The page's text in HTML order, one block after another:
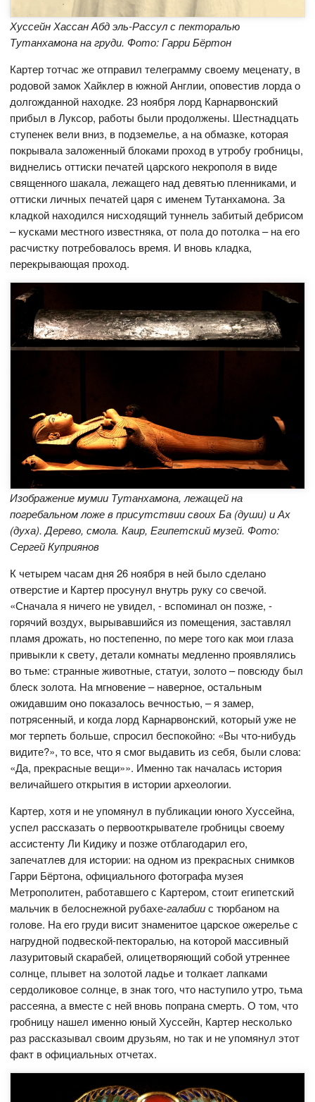
Хуссейн Хассан Абд эль-Рассул с пекторалью
Тутанхамона на груди. Фото: Гарри Бёртон
Картер тотчас же отправил телеграмму своему меценату, в
родовой замок Хайклер в южной Англии, оповестив лорда о
долгожданной находке. 23 ноября лорд Карнарвонский
прибыл в Луксор, работы были продолжены. Шестнадцать
ступенек вели вниз, в подземелье, а на обмазке, которая
покрывала заложенный блоками проход в утробу гробницы,
виднелись оттиски печатей царского некрополя в виде
священного шакала, лежащего над девятью пленниками, и
оттиски личных печатей царя с именем Тутанхамона. За
кладкой находился нисходящий туннель забитый дебрисом
– кусками местного известняка, от пола до потолка – на его
расчистку потребовалось время. И вновь кладка,
перекрывающая проход.
Изображение мумии Тутанхамона, лежащей на
погребальном ложе в присутствии своих Ба (души) и Ах
(духа). Дерево, смола. Каир, Египетский музей. Фото:
Сергей Куприянов
К четырем часам дня 26 ноября в ней было сделано
отверстие и Картер просунул внутрь руку со свечой.
«Сначала я ничего не увидел, - вспоминал он позже, -
горячий воздух, вырывавшийся из помещения, заставлял
пламя дрожать, но постепенно, по мере того как мои глаза
привыкли к свету, детали комнаты медленно проявлялись
во тьме: странные животные, статуи, золото – повсюду был
блеск золота. На мгновение – наверное, остальным
ожидавшим оно показалось вечностью, – я замер,
потрясенный, и когда лорд Карнарвонский, который уже не
мог терпеть больше, спросил беспокойно: «Вы что-нибудь
видите?», то все, что я смог выдавить из себя, были слова:
«Да, прекрасные вещи»». Именно так началась история
величайшего открытия в истории археологии.
Картер, хотя и не упомянул в публикации юного Хуссейна,
успел рассказать о первооткрывателе гробницы своему
ассистенту Ли Кидику и позже отблагодарил его,
запечатлев для истории: на одном из прекрасных снимков
Гарри Бёртона, официального фотографа музея
Метрополитен, работавшего с Картером, стоит египетский
мальчик в белоснежной рубахе-галабиис тюрбаном на
голове. На его груди висит знаменитое царское ожерелье с
нагрудной подвеской-пекторалью, на которой массивный
лазуритовый скарабей, олицетворяющий собой утреннее
солнце, плывет на золотой ладье и толкает лапками
сердоликовое солнце, в знак того, что наступило утро, тьма
рассеяна, а вместе с ней вновь попрана смерть. О том, что
гробницу нашел именно юный Хуссейн, Картер несколько
раз рассказывал своим друзьям, но так и не упомянул этот
факт в официальных отчетах.